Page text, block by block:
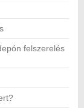
felszerelés